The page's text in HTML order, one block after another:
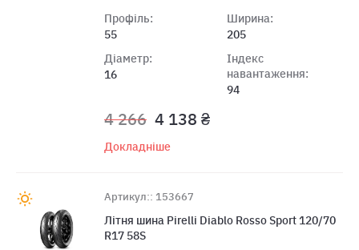
Профіль:
55
Діаметр:
16
Ширина:
205
Індекс
навантаження:
94
4 266 4 138 ₴
Докладніше
Артикул:: 153667
Лiтня шина Pirelli Diablo Rosso Sport 120/70
R17 58S